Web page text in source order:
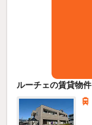
ルーチェの賃貸物件